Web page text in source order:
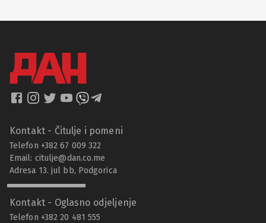
Kontakt - Čitulje i pomeni
Telefon +382 67 009 322
Email: citulje@dan.co.me
Adresa 13. jul bb, Podgorica
Kontakt - Oglasno odjeljenje
Telefon +382 20 481 555